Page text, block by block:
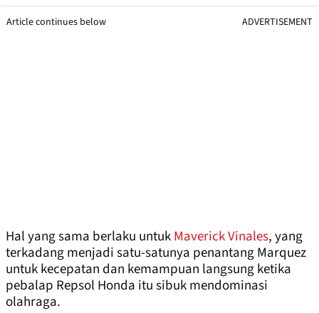
Article continues below ADVERTISEMENT
Hal yang sama berlaku untukMaverick Vinales, yang
terkadang menjadi satu-satunya penantang Marquez
untuk kecepatan dan kemampuan langsung ketika
pebalap Repsol Honda itu sibuk mendominasi
olahraga.